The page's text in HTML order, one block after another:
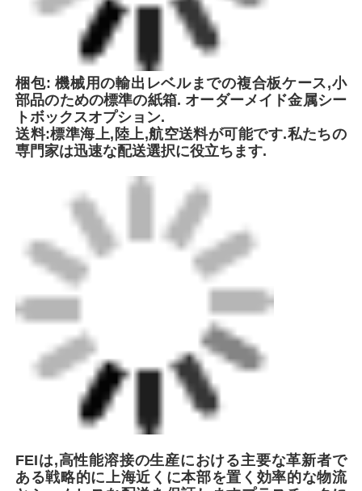
梱包: 機械用の輸出レベルまでの複合板ケース,小
部品のための標準の紙箱. オーダーメイド金属シー
トボックスオプション.
送料:標準海上,陸上,航空送料が可能です.私たちの
専門家は迅速な配送選択に役立ちます.
FEIは,高性能溶接の生産における主要な革新者で
ある戦略的に上海近くに本部を置く 効率的な物流